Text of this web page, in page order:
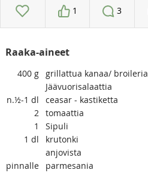
1 3
Raaka-aineet
400 g
grillattua kanaa/ broileria
Jäävuorisalaattia
n.½-1 dl
ceasar - kastiketta
2 tomaattia
1
Sipuli
1 dl
krutonki
anjovista
pinnalle
parmesania